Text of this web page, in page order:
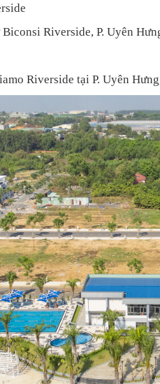
Riverside, P. Uyên
Riverside tại P. Uyên